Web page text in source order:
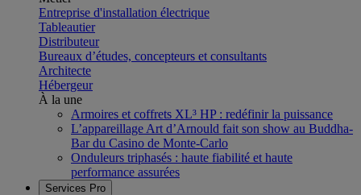
Entreprise d'installation électrique
Tableautier
Distributeur
Bureaux d’études, concepteurs et consultants
Architecte
Hébergeur
À la une
Armoires et coffrets XL³ HP : redéfinir la puissance
L’appareillage Art d’Arnould fait son show au Buddha-
Bar du Casino de Monte-Carlo
Onduleurs triphasés : haute fiabilité et haute
performance assurées
Services Pro